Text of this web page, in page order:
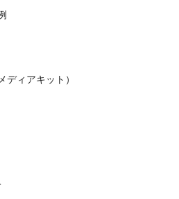
ィアキット）